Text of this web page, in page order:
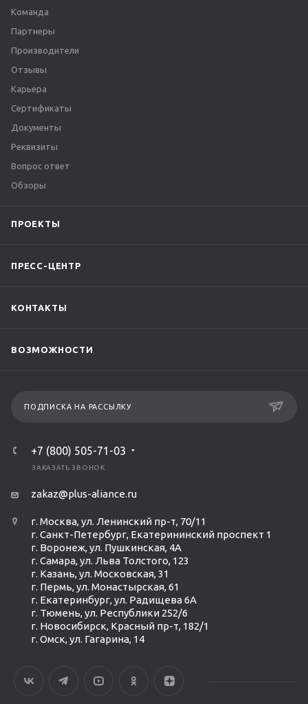
Команда
Партнеры
Производители
Отзывы
Карьера
Сертификаты
Документы
Реквизиты
Вопрос ответ
Обзоры
ПРОЕКТЫ
ПРЕСС-ЦЕНТР
КОНТАКТЫ
ВОЗМОЖНОСТИ
ПОДПИСКА НА РАССЫЛКУ
+7 (800) 505-71-03
ЗАКАЗАТЬ ЗВОНОК
zakaz@plus-aliance.ru
г. Москва, ул. Ленинский пр-т, 70/11
г. Санкт-Петербург, Екатерининский проспект 1
г. Воронеж, ул. Пушкинская, 4А
г. Самара, ул. Льва Толстого, 123
г. Казань, ул. Московская, 31
г. Пермь, ул. Монастырская, 61
г. Екатеринбург, ул. Радищева 6А
г. Тюмень, ул. Республики 252/6
г. Новосибирск, Красный пр-т, 182/1
г. Омск, ул. ​Гагарина, 14